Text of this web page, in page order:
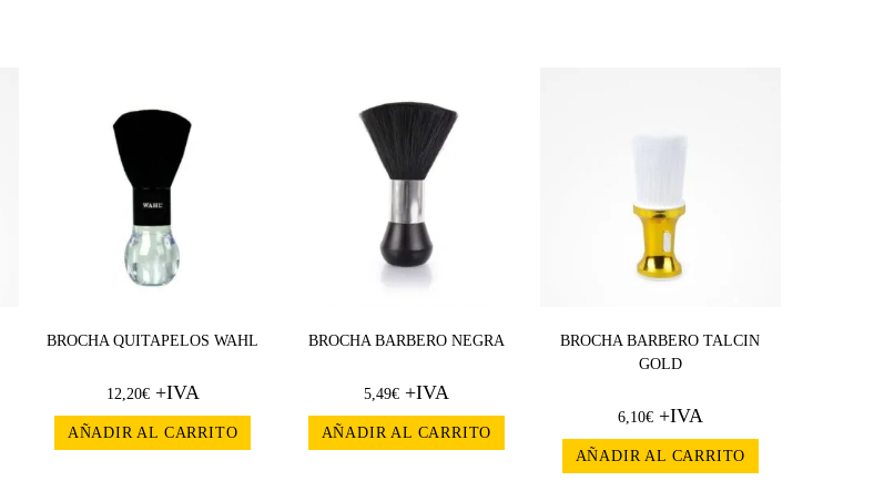
BROCHA QUITAPELOS WAHL
12,20€+IVA
AÑADIR AL CARRITO
BROCHA BARBERO NEGRA
5,49€+IVA
AÑADIR AL CARRITO
BROCHA BARBERO TALCIN
GOLD
6,10€+IVA
AÑADIR AL CARRITO